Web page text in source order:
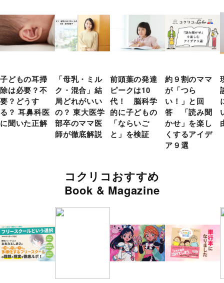
子どもの耳掃
除は必要？不
要？どうす
る？ 耳鼻科医
に聞いた正解
「母乳・ミル
ク・混合」結
局どれがいい
の？ 東大医学
部卒のママ医
師が徹底解説
前頭葉の発達
ピークは10
代！ 脳科学
的に子どもの
「ならいご
と」を検証
約９割のママ
が「つら
い！」と回
答 「読み聞
かせ」を楽し
くするアイデ
ア９選
コクリコおすすめ
Book & Magazine